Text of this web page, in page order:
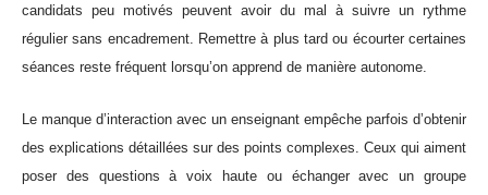
candidats peu motivés peuvent avoir du mal à suivre un rythme
régulier sans encadrement. Remettre à plus tard ou écourter certaines
séances reste fréquent lorsqu’on apprend de manière autonome.
Le manque d’interaction avec un enseignant empêche parfois d’obtenir
des explications détaillées sur des points complexes. Ceux qui aiment
poser des questions à voix haute ou échanger avec un groupe